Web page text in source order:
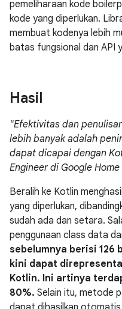
pemeliharaan kode
kode yang diperlukan.
membuat kodenya lebih
batas fungsional dan API
Hasil
"Efektivitas dan
lebih banyak adalah
dapat dicapai dengan
Engineer di Google Home
Beralih ke Kotlin
yang diperlukan,
sudah ada dan setara.
penggunaan class data
sebelumnya berisi 126
kini dapat
Kotlin. Ini artinya
80%. Selain itu, metode